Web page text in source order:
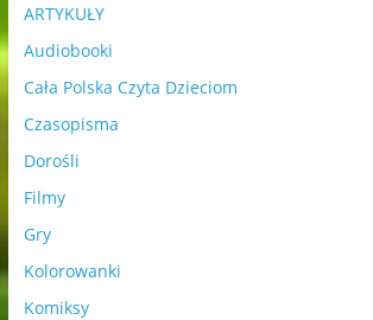
ARTYKUŁY
Audiobooki
Cała Polska Czyta Dzieciom
Czasopisma
Dorośli
Filmy
Gry
Kolorowanki
Komiksy